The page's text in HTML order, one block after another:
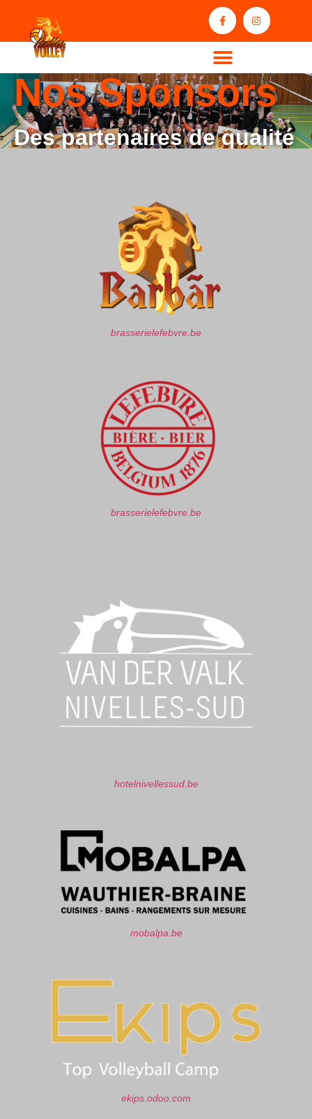
Nos Sponsors
Des partenaires de qualité
brasserielefebvre.be
brasserielefebvre.be
hotelnivellessud.be
mobalpa.be
ekips.odoo.com